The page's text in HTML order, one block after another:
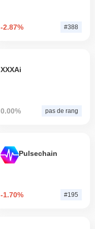
-2.87% #388
XXXAi
0.00% pas de rang
Pulsechain
-1.70% #195